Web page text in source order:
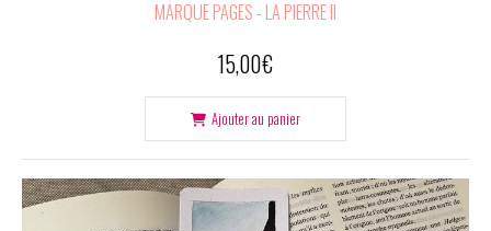
MARQUE PAGES - LA PIERRE II
15,00€
Ajouter au panier